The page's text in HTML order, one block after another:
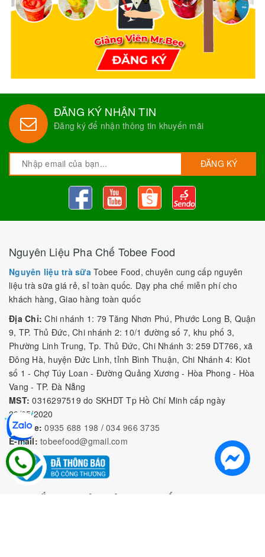
ĐĂNG KÝ NHẬN TIN
Đăng ký để nhận thông tin khuyến mãi
ĐĂNG KÝ
Nguyên Liệu Pha Chế Tobee Food
Nguyên liệu trà sữa Tobee Food, chuyên cung cấp nguyên
liệu trà sữa giá rẻ, sỉ toàn quốc. Dạy pha chế miễn phí cho
khách hàng, Giao hàng toàn quốc
Địa Chỉ: Chi nhánh 1: 79 Tăng Nhơn Phú, Phước Long B, Quận
9, TP. Thủ Đức, Chi nhánh 2: 10/1 đường số 7, khu phố 3,
Phường Linh Trung, Tp. Thủ Đức, Chi Nhánh 3: 259 DT766, xã
Đông Hà, huyện Đức Linh, tỉnh Bình Thuận, Chi Nhánh 4: Kiot
số 1 - Chợ Túy Loan - Đường Quảng Xương - Hòa Phong - Hòa
Vang - TP. Đà Nẵng
MST: 0316297519 do SKHDT Tp Hồ Chí Minh cấp ngày
28/05/2020
Hotline: 0935 688 198 / 034 966 3735
E-mail: tobeefood@gmail.com
MUA SẮM NGUYÊN LIỆU PHA CHẾ